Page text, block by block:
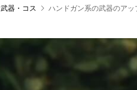
武器・コス ハンドガン系の武器のアッ